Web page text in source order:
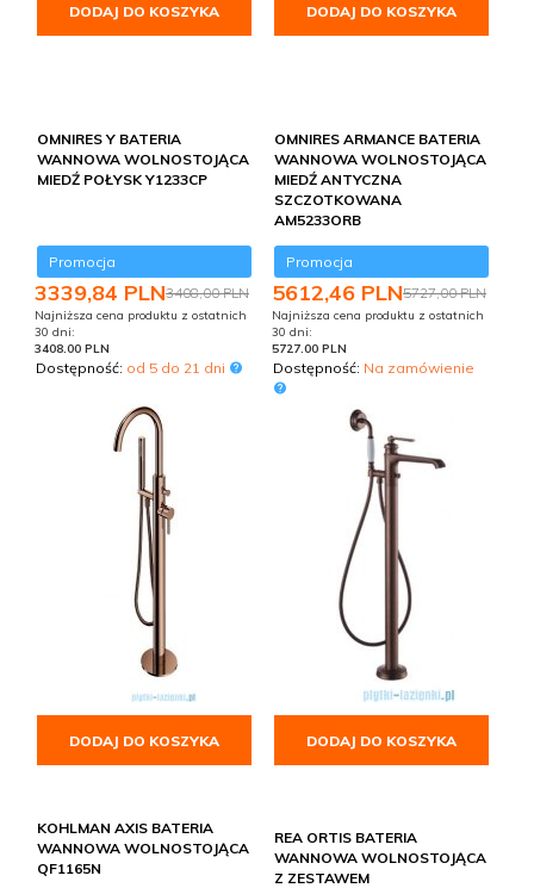
DODAJ DO KOSZYKA DODAJ DO KOSZYKA
OMNIRES Y BATERIA
WANNOWA WOLNOSTOJĄCA
MIEDŹ POŁYSK Y1233CP
Promocja
3339,84 PLN3408,00 PLN
Najniższa cena produktu z ostatnich
30 dni:
3408.00 PLN
Dostępność: od 5 do 21 dni
DODAJ DO KOSZYKA
OMNIRES ARMANCE BATERIA
WANNOWA WOLNOSTOJĄCA
MIEDŹ ANTYCZNA
SZCZOTKOWANA
AM5233ORB
Promocja
5612,46 PLN5727,00 PLN
Najniższa cena produktu z ostatnich
30 dni:
5727.00 PLN
Dostępność: Na zamówienie
DODAJ DO KOSZYKA
KOHLMAN AXIS BATERIA
WANNOWA WOLNOSTOJĄCA
QF1165N
REA ORTIS BATERIA
WANNOWA WOLNOSTOJĄCA
Z ZESTAWEM